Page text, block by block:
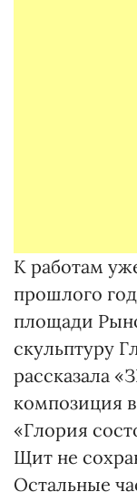
К работам
прошлого
площади
скульптуру
рассказала
композиция
«Глория
Щит не
Остальные